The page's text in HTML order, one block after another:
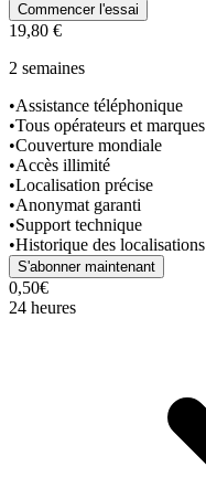
Commencer l'essai
19,80 €
2 semaines
•Assistance téléphonique
•Tous opérateurs et marques
•Couverture mondiale
•Accès illimité
•Localisation précise
•Anonymat garanti
•Support technique
•Historique des localisations
S'abonner maintenant
0,50€
24 heures